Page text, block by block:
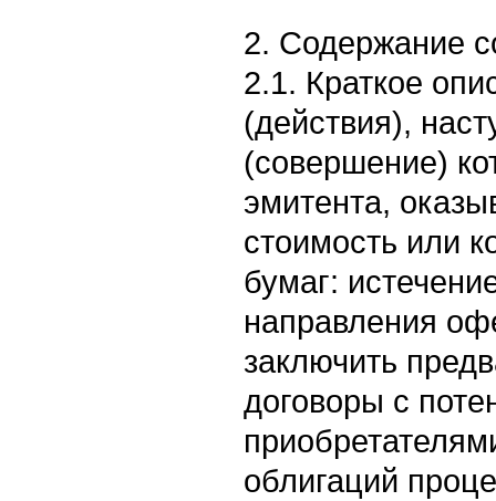
2. Содержание
2.1. Краткое
(действия),
(совершение)
эмитента,
стоимость или
бумаг:
направления
заключить
договоры с
облигаций